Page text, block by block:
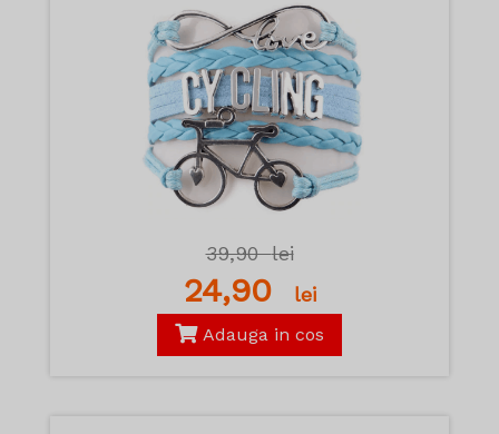
39,90lei
24,90 lei
Adauga in cos